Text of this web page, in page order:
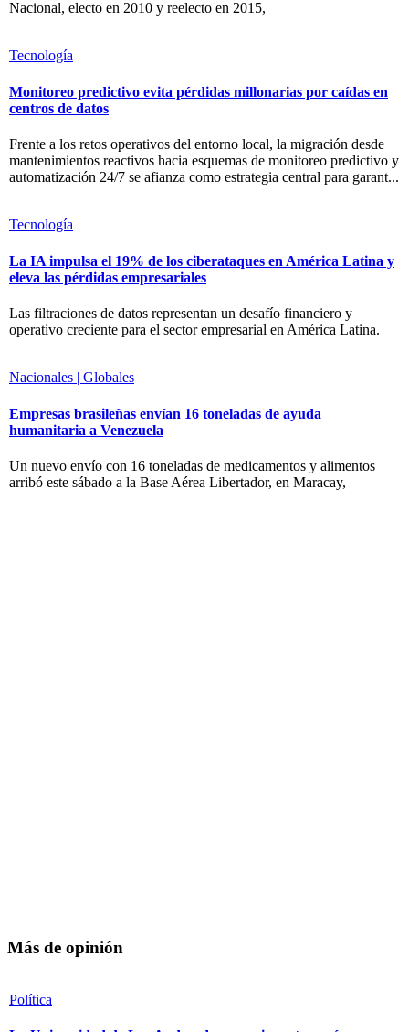
Nacional, electo en 2010 y reelecto en 2015,
Tecnología
Monitoreo predictivo evita pérdidas millonarias por caídas en
centros de datos
Frente a los retos operativos del entorno local, la migración desde
mantenimientos reactivos hacia esquemas de monitoreo predictivo y
automatización 24/7 se afianza como estrategia central para garant...
Tecnología
La IA impulsa el 19% de los ciberataques en América Latina y
eleva las pérdidas empresariales
Las filtraciones de datos representan un desafío financiero y
operativo creciente para el sector empresarial en América Latina.
Nacionales | Globales
Empresas brasileñas envían 16 toneladas de ayuda
humanitaria a Venezuela
Un nuevo envío con 16 toneladas de medicamentos y alimentos
arribó este sábado a la Base Aérea Libertador, en Maracay,
Más de opinión
Política